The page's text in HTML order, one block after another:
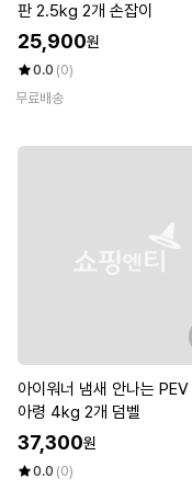
판 2.5kg 2개 손잡이
25,900원
0.0 (0)
무료배송
아이워너 냄새 안나는
아령 4kg 2개 덤벨
37,300원
0.0 (0)